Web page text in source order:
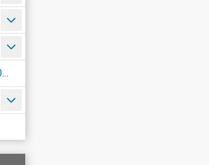
MIĘDZYZAKŁADOWA KASA ZAPOMOGOWO-POŻYCZKOWA